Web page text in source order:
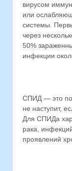
вирусом
или
системы.
через
50%
инфекции
СПИД — это
не наступит,
Для СПИДа
рака,
проявлений